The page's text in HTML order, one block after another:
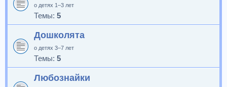
о детях 1–3 лет
Темы: 5
Дошколята
о детях 3–7 лет
Темы: 5
Любознайки